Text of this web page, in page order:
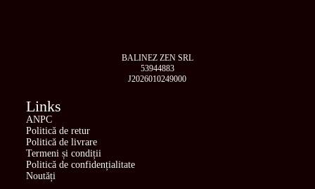
BALINEZ ZEN SRL
53944883
J2026010249000
Links
ANPC
Politică de retur
Politică de livrare
Termeni și condiții
Politică de confidențialitate
Noutăți